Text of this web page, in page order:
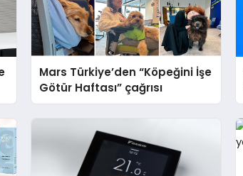
Mars Türkiye’den “Köpeğini İşe
Götür Haftası” çağrısı